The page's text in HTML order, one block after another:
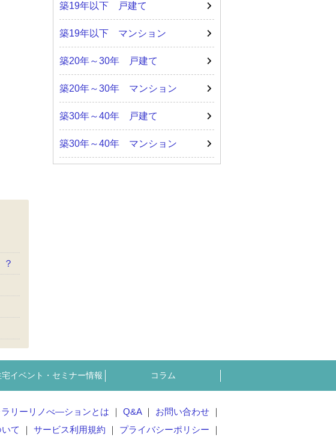
築19年以下 戸建て
築19年以下 マンション
築20年～30年 戸建て
築20年～30年 マンション
築30年～40年 戸建て
築30年～40年 マンション
宅イベント・セミナー情報 コラム
リーリノべ―ションとは Q&A
お問い合わせ
て サービス利用規約 プライバシーポリシー